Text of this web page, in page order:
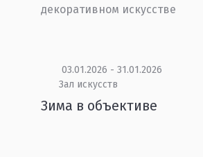
декоративном искусстве
03.01.2026 - 31.01.2026
Зал искусств
Зима в объективе